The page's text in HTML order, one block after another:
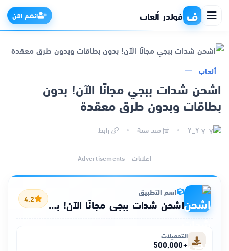
ف فولدر ألعاب انضم الآن
الرئيسية
التطبيقات
الألعاب
ذكاء اصطناعي
ألعاب
اشحن شدات ببجي مجانًا الآن! بدون
بطاقات وبدون طرق معقدة
منذ سنة رابط
اعلانات - Advertisements
اسم التطبيق
اشحن شدات ببجي مجانًا الآن! بدون بطاقات وبدون طرق معقدة 4.2
التحميلات
+500,000